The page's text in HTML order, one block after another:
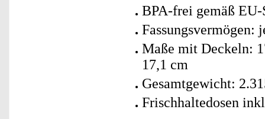
BPA-frei gemäß EU-
Fassungsvermögen:
Maße mit Deckeln:
17,1 cm
Gesamtgewicht:
Frischhaltedosen